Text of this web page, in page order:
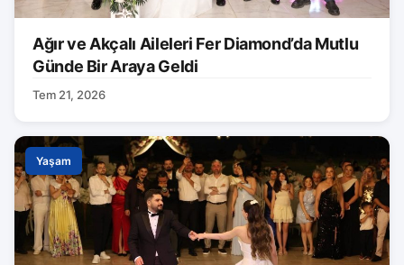
Ağır ve Akçalı Aileleri Fer Diamond’da Mutlu
Günde Bir Araya Geldi
Tem 21, 2026
Yaşam